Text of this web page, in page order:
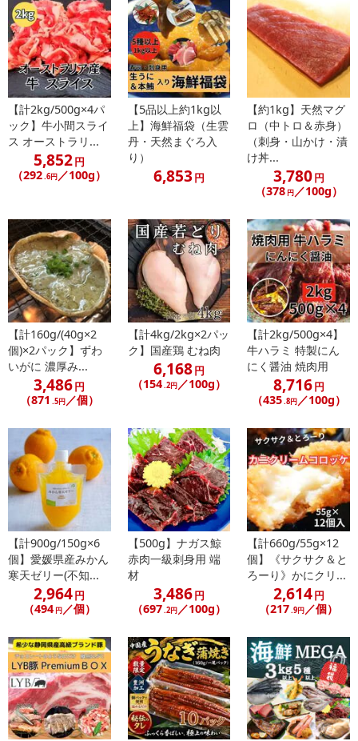
●焼き肉用大判スライスとなります。
●豚肉らしいコクは牛肉に負けないと言われるほど豊かな旨みがあ
り、黒豚本来の深い風味・コクを味わえます。
●黒豚とは：純粋なバークシャー種の豚だけを 「黒豚」 と呼びま
す。 値段が高いのは肥育の期間が長いからです。 「バークシャー種
は黒豚独特の肉質をそ こなわないよう、他の品種と交配せずに育 て
ます。 国産・外国産を問わずに、 純粋のバー クシャー種のみを
「黒豚」 と表示して います。
み、保水性が高く肉がよくしまっています。
脂肪の融ける温度が高く、べとつかず、さっぱりしています。 うま
みを引き出すアミノ酸の含有量が多いため、おいしく特有の小味が
あります。
【内容量】もも500g×2パック
【原材料】静岡県産黒豚/バークシャー
【賞味期限】出荷より3か月以上
【保存】-18℃以下で保存
・原産国（最終加工地）：静岡県
・原材料/材質/素材：黒豚
・アレルギー表示：豚
・お召し上がり方：解凍し焼肉・BBQ等でお召し上がり頂けます。
注意事項
【賞味・消費期限のある商品について】
商品到着時点でのお日持ち期間は、配送日数などにより異なります
のでご了承ください。
【キャンセルについて】
※お申込み後のキャンセルはお受けできません。
記載されている内容を必ずご確認いただき、お届けする商品セット
にご納得いただきましたうえでお申し込みください。
※パッケージ変更や商品リニューアル（成分など含む）等により、
参考の掲載画像や画像内のバーコードなど、お届け商品と多少異な
【計2kg/500g×4パ
ック】牛小間スライ
ス オーストラリ...
5,852円
（292.6円／100g）
【5品以上約1kg以
上】海鮮福袋（生雲
丹・天然まぐろ入
り）
6,853円
【約1kg】天然マグ
ロ（中トロ＆赤身）
（刺身・山かけ・漬
け丼...
3,780円
（378 円／100g）
【計160g/(40g×2
個)×2パック】ずわ
いがに 濃厚み...
3,486円
（871 .5円／個）
【計4kg/2kg×2パッ
ク】国産鶏 むね肉
6,168円
（154.2円／100g）
【計2kg/500g×4】
牛ハラミ 特製にん
にく醤油 焼肉用
8,716円
（435.8円／100g）
【計900g/150g×6
個】愛媛県産みかん
寒天ゼリー(不知...
2,964円
（494 円／個）
【500g】ナガス鯨
赤肉一級刺身用 端
材
3,486円
（697 .2円／100g）
【計660g/55g×12
個】《サクサク＆と
ろーり》かにクリ...
2,614円
（217 .9円 ／個）